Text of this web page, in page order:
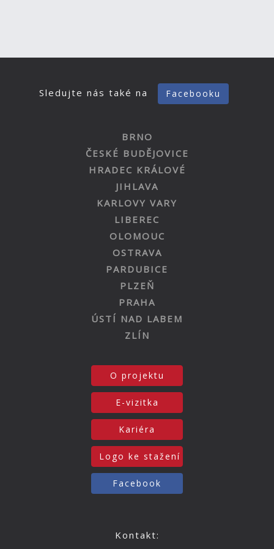
Sledujte nás také na Facebooku
BRNO
ČESKÉ BUDĚJOVICE
HRADEC KRÁLOVÉ
JIHLAVA
KARLOVY VARY
LIBEREC
OLOMOUC
OSTRAVA
PARDUBICE
PLZEŇ
PRAHA
ÚSTÍ NAD LABEM
ZLÍN
O projektu
E-vizitka
Kariéra
Logo ke stažení
Facebook
Kontakt: